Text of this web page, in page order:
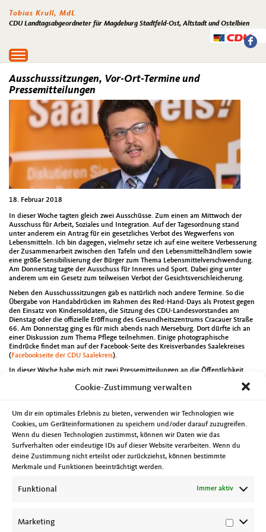
Cookie-Zustimmung verwalten
Um dir ein optimales Erlebnis zu bieten, verwenden wir Technologien wie
Cookies, um Geräteinformationen zu speichern und/oder darauf zuzugreifen.
Wenn du diesen Technologien zustimmst, können wir Daten wie das
Surfverhalten oder eindeutige IDs auf dieser Website verarbeiten. Wenn du
deine Zustimmung nicht erteilst oder zurückziehst, können bestimmte
Merkmale und Funktionen beeinträchtigt werden.
Funktional Immer aktiv
Marketing
Tobias Krull, MdL
CDU Landtagsabgeordneter für Magdeburg Stadtfeld-Ost, Altstadt und Ostelbien
Toggle
navigation
Ausschusssitzungen, Vor-Ort-Termine und
Pressemitteilungen
18. Februar 2018
In dieser Woche tagten gleich zwei Ausschüsse. Zum einen am Mittwoch der
Ausschuss für Arbeit, Soziales und Integration. Auf der Tagesordnung stand
unter anderem ein Antrag für ein gesetzliches Verbot des Wegwerfens von
Lebensmitteln. Ich bin dagegen, vielmehr setze ich auf eine weitere Verbesserung
der Zusammenarbeit zwischen den Tafeln und den Lebensmittelhändlern sowie
eine größe Sensibilisierung der Bürger zum Thema Lebensmittelverschwendung.
Am Donnerstag tagte der Ausschuss für Inneres und Sport. Dabei ging unter
anderem um ein Gesetz zum teilweisen Verbot der Gesichtsverschleicherung.
Neben den Ausschusssitzungen gab es natürlich noch andere Termine. So die
Übergabe von Handabdrücken im Rahmen des Red-Hand-Days als Protest gegen
den Einsatz von Kindersoldaten, die Sitzung des CDU-Landesvorstandes am
Dienstag oder die offizielle Eröffnung des Gesundheitszentrums Cracauer Straße
66. Am Donnerstag ging es für mich abends nach Merseburg. Dort dürfte ich an
einer Diskussion zum Thema Pflege teilnehmen. Einige photographische
Eindrücke findet man auf der Facebook-Seite des Kreisverbandes Saalekreises
( Facebookseite der CDU Saalekreis).
In dieser Woche habe mich mit zwei Pressemitteilungen an die Öffentlichkeit
anderem für mehr Werbung und eine bessere Öffentlichkeitsarbeit zu diesem
unterhttps://www.cdufraktion.de/2018/leben-schenken-organspenden-
staerker-bewerben/nachlesen. Die zweite Pressemitteilung behandelte die
aktuellen Streitigkeiten zur Finanzierung der Hochschulambulanzen. Hier sind
alle Beteiligten gefordert eine Lösung zu finden damit diese Einrichtungen ihre
Arbeit ausreichend finanziert bekommen. Den ganzen Text kann man unter
https://www.cdufraktion.de/2018/cdu-antrag-im-ausschuss-finanzierung-der-
notfallambulanzen/finden.
Spende von 1210 Euro an den Verein schwerstkranker Kinder und ihrer Eltern
www.kinderkleeblatt.de